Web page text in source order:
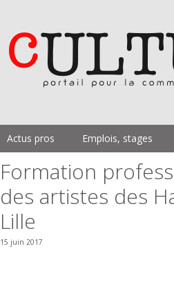
Actus pros Emplois, stages
Formation
des artistes des
Lille
15 juin 2017